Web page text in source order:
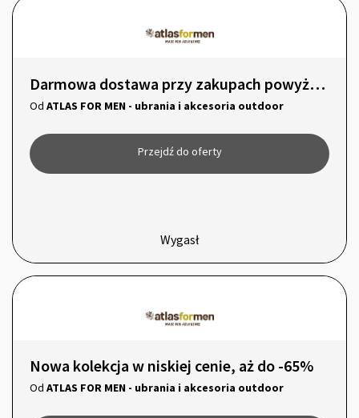
Darmowa dostawa przy zakupach powyżej 200 zł
Od ATLAS FOR MEN - ubrania i akcesoria outdoor
Przejdź do oferty
Wygasł
Nowa kolekcja w niskiej cenie, aż do -65%
Od ATLAS FOR MEN - ubrania i akcesoria outdoor